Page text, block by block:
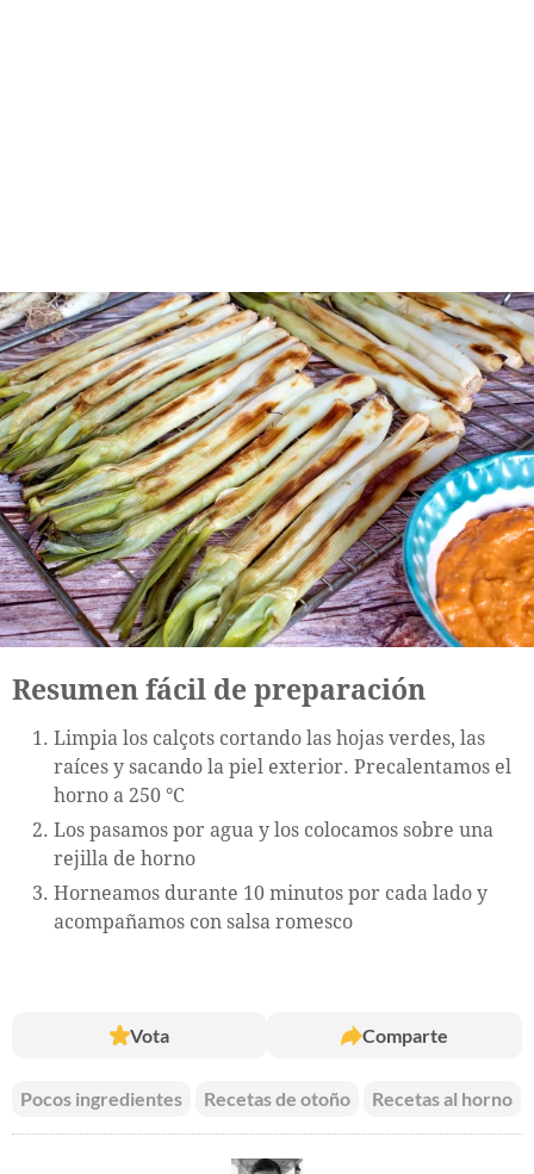
Resumen fácil de preparación
Limpia los calçots cortando las hojas verdes, las
raíces y sacando la piel exterior. Precalentamos el
horno a 250 °C
Los pasamos por agua y los colocamos sobre una
rejilla de horno
Horneamos durante 10 minutos por cada lado y
acompañamos con salsa romesco
Vota Comparte
Pocos ingredientes Recetas de otoño Recetas al horno